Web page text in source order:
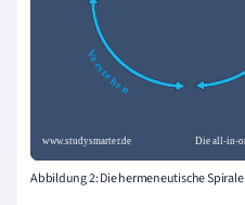
Abbildung 2: Die hermeneutische Spirale